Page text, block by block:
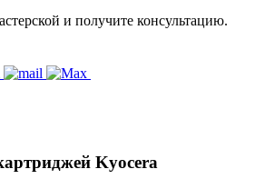
и получите консультацию.
Kyocera